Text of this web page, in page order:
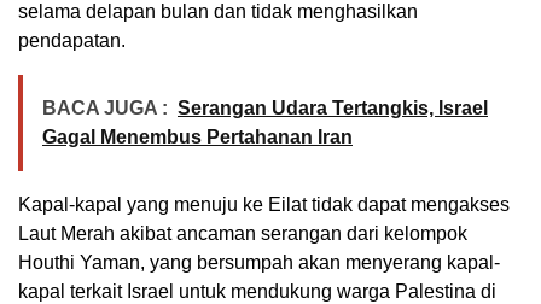
selama delapan bulan dan tidak menghasilkan
pendapatan.
BACA JUGA : Serangan Udara Tertangkis, Israel
Gagal Menembus Pertahanan Iran
Kapal-kapal yang menuju ke Eilat tidak dapat mengakses
Laut Merah akibat ancaman serangan dari kelompok
Houthi Yaman, yang bersumpah akan menyerang kapal-
kapal terkait Israel untuk mendukung warga Palestina di